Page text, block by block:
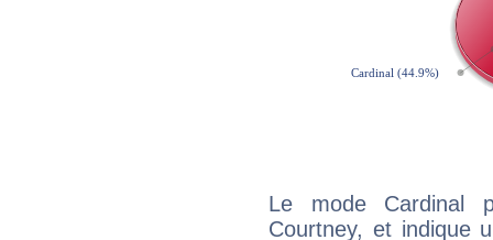
Le mode Cardinal
Courtney, et indique